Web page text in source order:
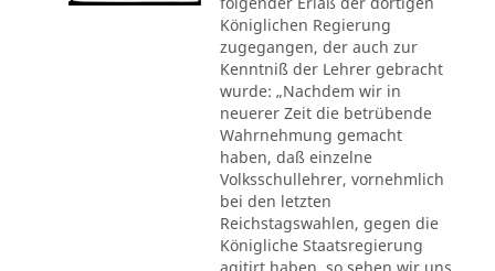
Königlichen Regierung
zugegangen, der auch zur
Kenntniß der Lehrer gebracht
wurde: „Nachdem wir in
neuerer Zeit die betrübende
Wahrnehmung gemacht
haben, daß einzelne
Volksschullehrer, vornehmlich
bei den letzten
Reichstagswahlen, gegen die
Königliche Staatsregierung